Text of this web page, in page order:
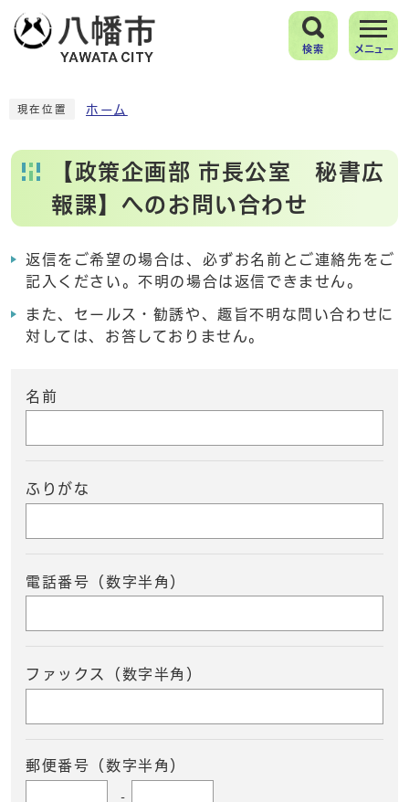
検索 メニュー
現在位置 ホーム
【政策企画部 市長公室 秘書広
報課】へのお問い合わせ
返信をご希望の場合は、必ずお名前とご連絡先をご
記入ください。不明の場合は返信できません。
また、セールス・勧誘や、趣旨不明な問い合わせに
対しては、お答しておりません。
名前
ふりがな
電話番号（数字半角）
ファックス（数字半角）
郵便番号（数字半角）
-